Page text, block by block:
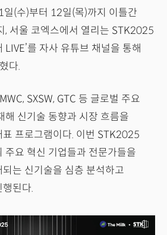
(수)부터 12일(목)까지 이틀간
, 서울 코엑스에서 열리는 STK2025
LIVE’를 자사 유튜브 채널을 통해
다.
SXSW, GTC 등 글로벌 주요
해 신기술 동향과 시장 흐름을
프로그램이다. 이번 STK2025
주요 혁신 기업들과 전문가들을
는 신기술을 심층 분석하고
된다.